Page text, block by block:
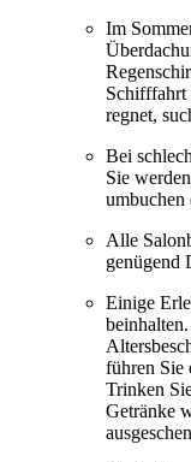
Im
Schifffahrt
regnet,
Bei
Sie
umbuchen
Alle
genügend
Einige
führen Sie
Trinken
Getränke